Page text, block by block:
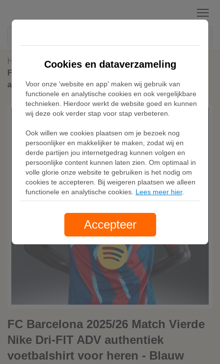
Menu
Home
FC Barcelona
FC Barcelona 2025/26 Match Vierde Nike Dri-FIT ADV
authentiek voetbalshirt voor heren - Blauw
FC Barcelona 2025/26 Match Vierde
Nike Dri-FIT ADV authentiek
voetbalshirt voor heren - Blauw
Cookies en dataverzameling
Voor onze 'website en app' maken wij gebruik van
functionele en analytische cookies en ook vergelijkbare
technieken. Hierdoor werkt de website goed en kunnen
wij deze ook verder stap voor stap verbeteren.
Ook willen we cookies plaatsen om je bezoek nog
persoonlijker en makkelijker te maken, zodat wij en
derde partijen jou internetgedrag kunnen volgen en
persoonlijke content kunnen laten zien. Om optimaal in
volle glorie onze website te gebruiken is het nodig om
cookies te accepteren. Bij weigeren plaatsen we alleen
functionele en analytische cookies. Lees meer hier.
Accepteer